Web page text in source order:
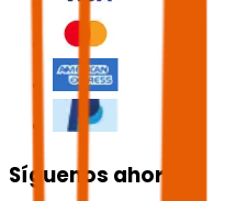
Síguenos ahora